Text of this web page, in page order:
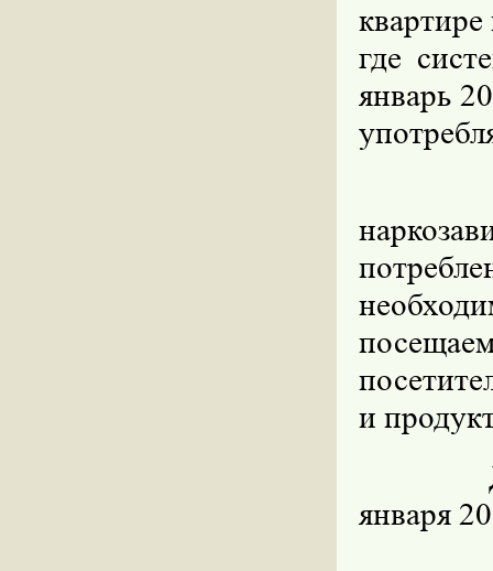
где
январь
и
января